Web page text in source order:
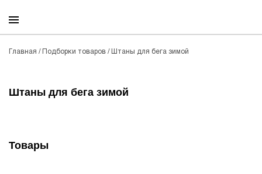
Главная / Подборки товаров / Штаны для бега зимой
Штаны для бега зимой
Товары